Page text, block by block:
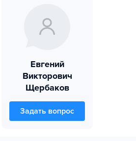
Евгений
Викторович
Щербаков
Задать вопрос